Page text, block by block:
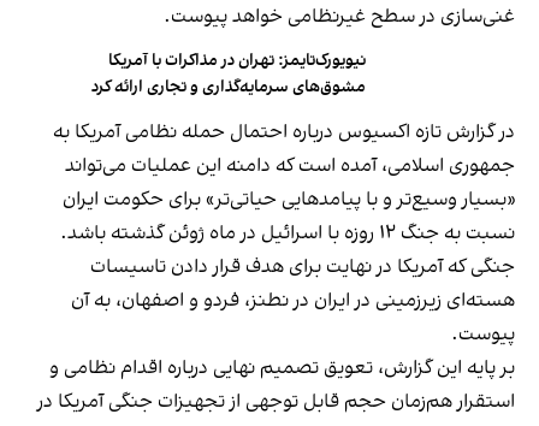
غنی‌سازی در سطح غیرنظامی خواهد پیوست.
نیویورک‌تایمز: تهران در مذاکرات با آمریکا
مشوق‌های سرمایه‌گذاری و تجاری ارائه کرد
در گزارش تازه اکسیوس درباره احتمال حمله نظامی آمریکا به
جمهوری اسلامی، آمده است که دامنه این عملیات می‌تواند
«بسیار وسیع‌تر و با پیامدهایی حیاتی‌تر» برای حکومت ایران
نسبت به جنگ ۱۲ روزه با اسرائیل در ماه ژوئن گذشته باشد.
جنگی که آمریکا در نهایت برای هدف قرار دادن تاسیسات
هسته‌ای زیرزمینی در ایران در نطنز، فردو و اصفهان، به آن
پیوست.
بر پایه این گزارش، تعویق تصمیم نهایی درباره اقدام نظامی و
استقرار هم‌زمان حجم قابل توجهی از تجهیزات جنگی آمریکا در